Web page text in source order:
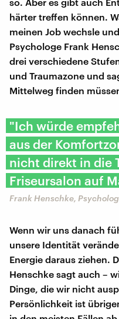
härter treffen können.
meinen Job wechsle
Psychologe Frank
drei verschiedene
und Traumazone und
Mittelweg finden
"Ich würde
aus der
nicht direkt in die
Friseursalon auf
Frank Henschke,
Wenn wir uns danach
unsere Identität
Energie daraus ziehen.
Henschke sagt auch –
Dinge, die wir nicht
Persönlichkeit ist